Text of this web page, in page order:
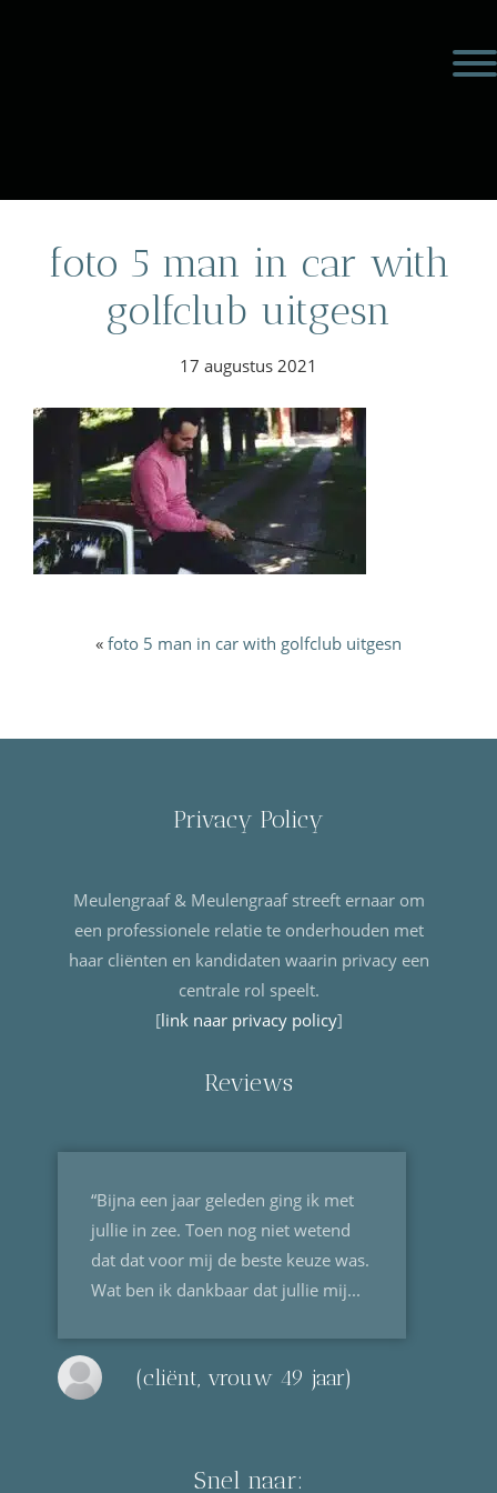
foto 5 man in car with
golfclub uitgesn
17 augustus 2021
« foto 5 man in car with golfclub uitgesn
Privacy Policy
Meulengraaf & Meulengraaf streeft ernaar om
een professionele relatie te onderhouden met
haar cliënten en kandidaten waarin privacy een
centrale rol speelt.
[link naar privacy policy]
Reviews
“Bijna een jaar geleden ging ik met
jullie in zee. Toen nog niet wetend
dat dat voor mij de beste keuze was.
Wat ben ik dankbaar dat jullie mij...
(cliënt, vrouw 49 jaar)
Snel naar: